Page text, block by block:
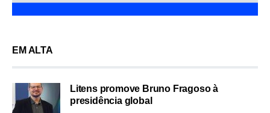
EM ALTA
Litens promove Bruno Fragoso à
presidência global